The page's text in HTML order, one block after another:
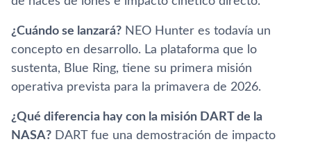
¿Cuándo se lanzará? NEO Hunter es todavía un
concepto en desarrollo. La plataforma que lo
sustenta, Blue Ring, tiene su primera misión
operativa prevista para la primavera de 2026.
¿Qué diferencia hay con la misión DART de la
NASA? DART fue una demostración de impacto